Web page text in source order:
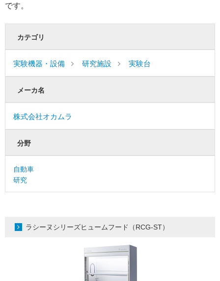
です。
カテゴリ
実験機器・設備 研究施設 実験台
メーカ名
株式会社オカムラ
分野
自動車
研究
ラシーヌシリーズヒュームフード（RCG-ST）